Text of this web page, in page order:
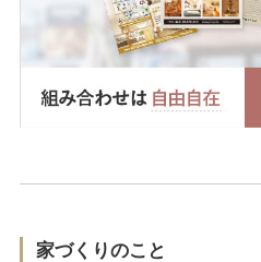
家づくりのこと